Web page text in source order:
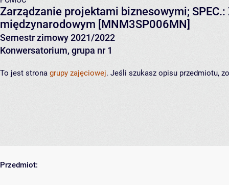
Zarządzanie projektami biznesowymi;
międzynarodowym [MNM3SP006MN]
Semestr zimowy 2021/2022
Konwersatorium, grupa nr 1
To jest strona grupy zajęciowej. Jeśli szukasz opisu przedmiotu,
Przedmiot: